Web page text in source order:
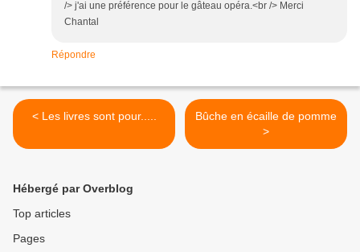
/> j'ai une préférence pour le gâteau opéra.<br /> Merci
Chantal
Répondre
< Les livres sont pour.....
Bûche en écaille de pomme
>
Hébergé par Overblog
Top articles
Pages